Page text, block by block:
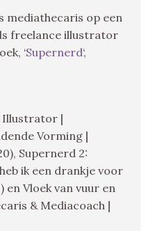
mediathecaris op een
freelance illustrator
‘Supernerd‘,
Illustrator |
Vorming |
Supernerd 2:
ik een drankje voor
en Vloek van vuur en
& Mediacoach |